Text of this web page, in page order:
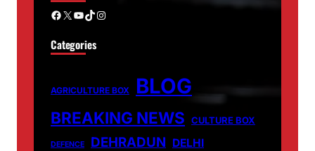
Facebook X YouTube TikTok Instagram
Categories
AGRICULTURE BOX BLOG
BREAKING NEWS CULTURE BOX
DEFENCE DEHRADUN DELHI